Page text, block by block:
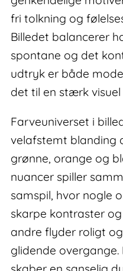
fri tolkning og
Billedet balancerer
spontane og det
udtryk er både
det til en stærk
Farveuniverset i
velafstemt blanding
grønne, orange og
nuancer spiller
samspil, hvor nogle
skarpe kontraster
andre flyder roligt
glidende